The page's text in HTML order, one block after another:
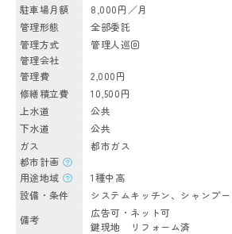
駐車場月額
8,000円／月
管理形態
全部委託
管理方式
管理人巡回
管理会社
管理費
2,000円
修繕積立費
10,500円
上水道
公共
下水道
公共
ガス
都市ガス
都市計画
用途地域
1種中高
設備・条件
システムキッチン、シャンプ
備考
広告可・ネット可
鍵現地 リフォーム済